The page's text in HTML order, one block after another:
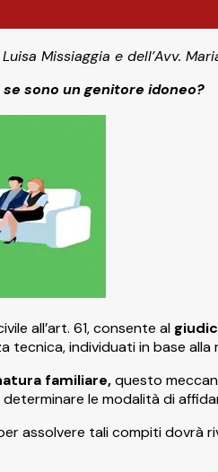
Missiaggia e dell’Avv.
sono un genitore idoneo?
all’art. 61, consente al
tecnica, individuati in base
familiare,questo
le modalità di
assolvere tali compiti dovrà